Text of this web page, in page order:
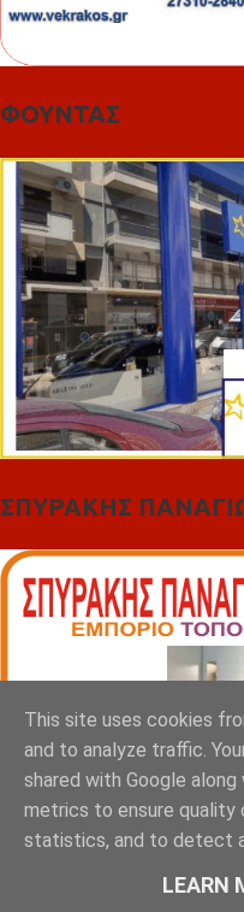
ΦΟΥΝΤΑΣ
ΣΠΥΡΑΚΗΣ
This site uses cookies
and to analyze traffic.
shared with Google
metrics to ensure quality
statistics, and to detect
LEARN